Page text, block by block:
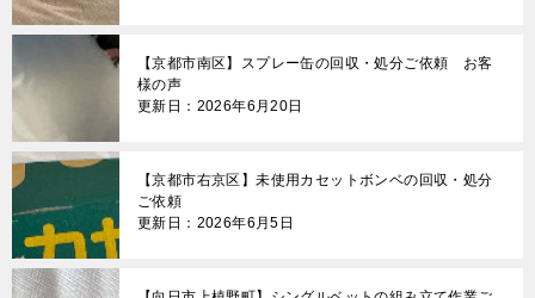
【京都市南区】スプレー缶の回収・処分ご依頼 お客
様の声
更新日：2026年6月20日
【京都市右京区】未使用カセットボンベの回収・処分
ご依頼
更新日：2026年6月5日